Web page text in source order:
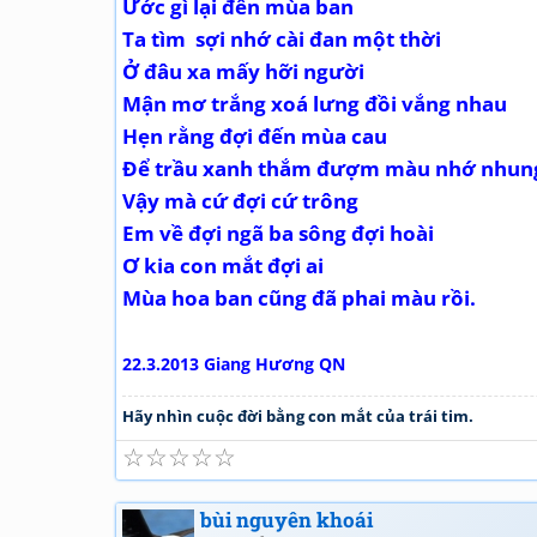
Ước gì lại đến mùa ban
Ta tìm sợi nhớ cài đan một thời
Ở đâu xa mấy hỡi người
Mận mơ trắng xoá lưng đồi vắng nhau
Hẹn rằng đợi đến mùa cau
Để trầu xanh thắm đượm màu nhớ
Vậy mà cứ đợi cứ trông
Em về đợi ngã ba sông đợi hoài
Ơ kia con mắt đợi ai
Mùa hoa ban cũng đã phai màu rồi.
22.3.2013 Giang Hương QN
Hãy nhìn cuộc đời bằng con mắt của trái tim.
☆
☆
☆
☆
☆
bùi nguyên khoái